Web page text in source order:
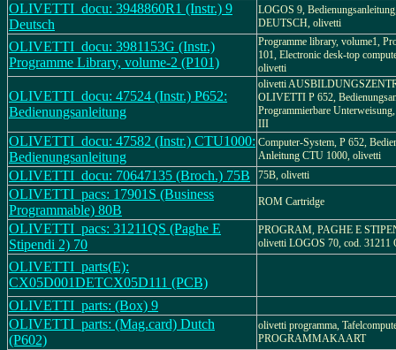
OLIVETTI_docu: 3948860R1 (Instr.) 9
Deutsch
LOGOS 9,
DEUTSCH, olivetti
OLIVETTI_docu: 3981153G (Instr.)
Programme Library, volume-2 (P101)
Programme library, volume1,
101, Electronic desk-top
olivetti
OLIVETTI_docu: 47524 (Instr.) P652:
Bedienungsanleitung
olivetti
OLIVETTI P 652,
Programmierbare
III
OLIVETTI_docu: 47582 (Instr.) CTU1000:
Bedienungsanleitung
Computer-System, P 652,
Anleitung CTU 1000, olivetti
OLIVETTI_docu: 70647135 (Broch.) 75B 75B, olivetti
OLIVETTI_pacs: 17901S (Business
Programmable) 80B
ROM Cartridge
OLIVETTI_pacs: 31211QS (Paghe E
Stipendi 2) 70
PROGRAM, PAGHE E
olivetti LOGOS 70, cod. 31211
OLIVETTI_parts(E):
CX05D001DETCX05D111 (PCB)
OLIVETTI_parts: (Box) 9
OLIVETTI_parts: (Mag.card) Dutch
(P602)
olivetti programma,
PROGRAMMAKAART